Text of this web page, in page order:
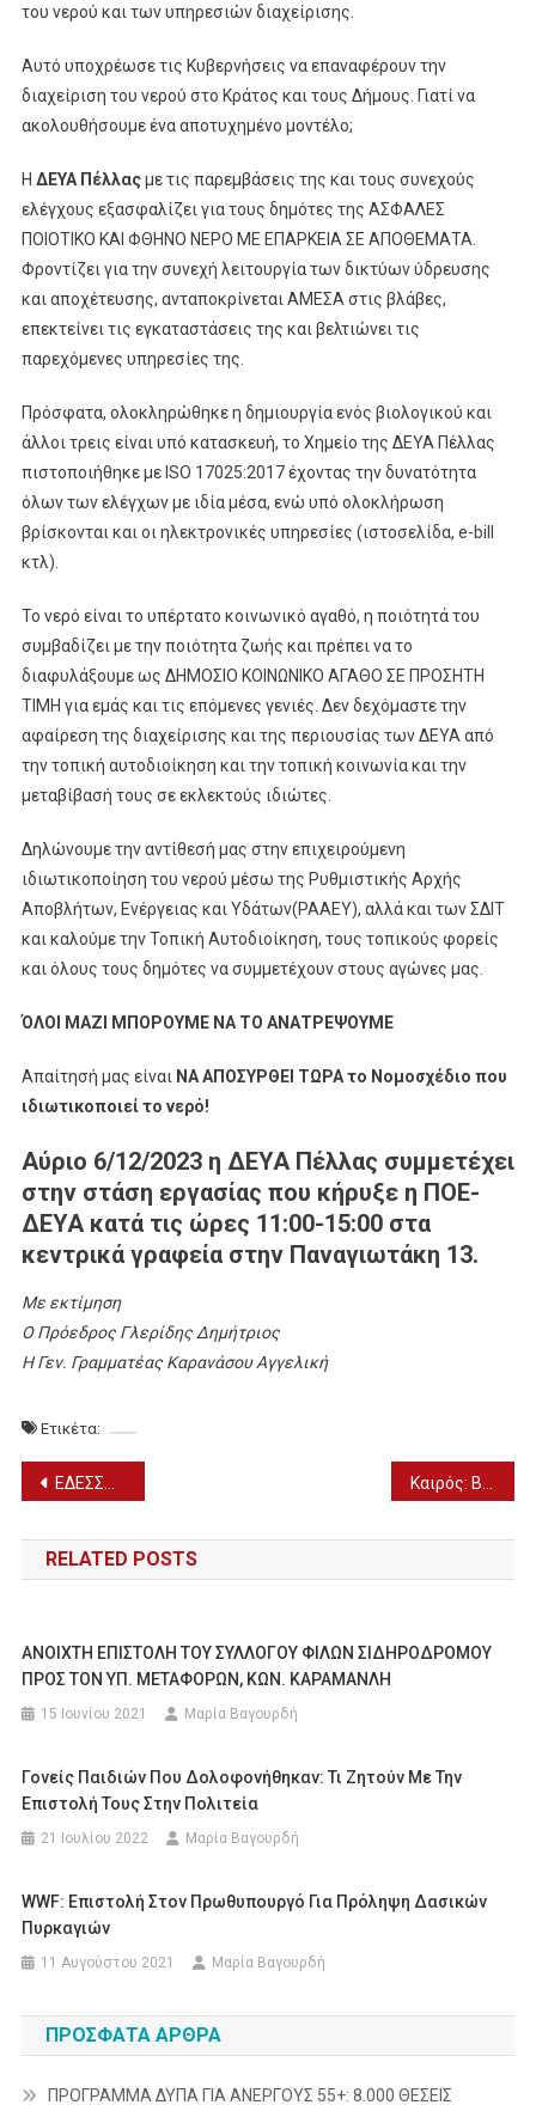
του νερού και των υπηρεσιών διαχείρισης.
Αυτό υποχρέωσε τις Κυβερνήσεις να επαναφέρουν την
διαχείριση του νερού στο Κράτος και τους Δήμους. Γιατί να
ακολουθήσουμε ένα αποτυχημένο μοντέλο;
Η ΔΕΥΑ Πέλλαςμε τις παρεμβάσεις της και τους συνεχούς
ελέγχους εξασφαλίζει για τους δημότες της ΑΣΦΑΛΕΣ
ΠΟΙΟΤΙΚΟ ΚΑΙ ΦΘΗΝΟ ΝΕΡΟ ΜΕ ΕΠΑΡΚΕΙΑ ΣΕ ΑΠΟΘΕΜΑΤΑ.
Φροντίζει για την συνεχή λειτουργία των δικτύων ύδρευσης
και αποχέτευσης, ανταποκρίνεται ΑΜΕΣΑ στις βλάβες,
επεκτείνει τις εγκαταστάσεις της και βελτιώνει τις
παρεχόμενες υπηρεσίες της.
Πρόσφατα, ολοκληρώθηκε η δημιουργία ενός βιολογικού και
άλλοι τρεις είναι υπό κατασκευή, το Χημείο της ΔΕΥΑ Πέλλας
πιστοποιήθηκε με ISO 17025:2017 έχοντας την δυνατότητα
όλων των ελέγχων με ιδία μέσα, ενώ υπό ολοκλήρωση
βρίσκονται και οι ηλεκτρονικές υπηρεσίες (ιστοσελίδα, e-bill
κτλ).
Το νερό είναι το υπέρτατο κοινωνικό αγαθό, η ποιότητά του
συμβαδίζει με την ποιότητα ζωής και πρέπει να το
διαφυλάξουμε ως ΔΗΜΟΣΙΟ ΚΟΙΝΩΝΙΚΟ ΑΓΑΘΟ ΣΕ ΠΡΟΣΗΤΗ
ΤΙΜΗ για εμάς και τις επόμενες γενιές. Δεν δεχόμαστε την
αφαίρεση της διαχείρισης και της περιουσίας των ΔΕΥΑ από
την τοπική αυτοδιοίκηση και την τοπική κοινωνία και την
μεταβίβασή τους σε εκλεκτούς ιδιώτες.
Δηλώνουμε την αντίθεσή μας στην επιχειρούμενη
ιδιωτικοποίηση του νερού μέσω της Ρυθμιστικής Αρχής
Αποβλήτων, Ενέργειας και Υδάτων(ΡΑΑΕΥ), αλλά και των ΣΔΙΤ
και καλούμε την Τοπική Αυτοδιοίκηση, τους τοπικούς φορείς
και όλους τους δημότες να συμμετέχουν στους αγώνες μας.
ΌΛΟΙ ΜΑΖΙ ΜΠΟΡΟΥΜΕ ΝΑ ΤΟ ΑΝΑΤΡΕΨΟΥΜΕ
Απαίτησή μας είναι ΝΑ ΑΠΟΣΥΡΘΕΙ ΤΩΡΑ το Νομοσχέδιο που
ιδιωτικοποιεί το νερό!
Αύριο 6/12/2023 η ΔΕΥΑ Πέλλας συμμετέχει
στην στάση εργασίας που κήρυξε η ΠΟΕ-
ΔΕΥΑ κατά τις ώρες 11:00-15:00 στα
κεντρικά γραφεία στην Παναγιωτάκη 13.
Με εκτίμηση
Ο Πρόεδρος Γλερίδης Δημήτριος
Η Γεν. Γραμματέας Καρανάσου Αγγελική
Ετικέτα:
Πλοήγηση
άρθρων
ΕΔΕΣΣΑ – ΠΑΡΑΔΟΣΙΑΚΑ ΧΡΙΣΤΟΥΓΕΝΝΑ ΣΤΟ ΒΑΡΟΣΙ (6/12)
RELATED POSTS
ΑΝΟΙΧΤΗ ΕΠΙΣΤΟΛΗ ΤΟΥ ΣΥΛΛΟΓΟΥ ΦΙΛΩΝ ΣΙΔΗΡΟΔΡΟΜΟΥ
ΠΡΟΣ ΤΟΝ ΥΠ. ΜΕΤΑΦΟΡΩΝ, ΚΩΝ. ΚΑΡΑΜΑΝΛΗ
15 Ιουνίου 2021 Μαρία Βαγουρδή
Γονείς Παιδιών Που Δολοφονήθηκαν: Τι Ζητούν Με Την
Επιστολή Τους Στην Πολιτεία
21 Ιουλίου 2022 Μαρία Βαγουρδή
WWF: Επιστολή Στον Πρωθυπουργό Για Πρόληψη Δασικών
Πυρκαγιών
11 Αυγούστου 2021 Μαρία Βαγουρδή
ΠΡΌΣΦΑΤΑ ΆΡΘΡΑ
ΠΡΟΓΡΑΜΜΑ ΔΥΠΑ ΓΙΑ ΑΝΕΡΓΟΥΣ 55+: 8.000 ΘΕΣΕΙΣ